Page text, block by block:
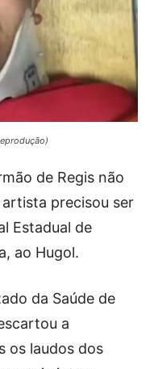
de Regis não
precisou ser
Estadual de
ao Hugol.
da Saúde de
a
os laudos dos